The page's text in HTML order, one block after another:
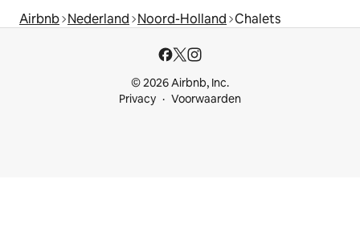
Airbnb Nederland Noord-Holland Chalets
© 2026 Airbnb, Inc.
Privacy
Voorwaarden